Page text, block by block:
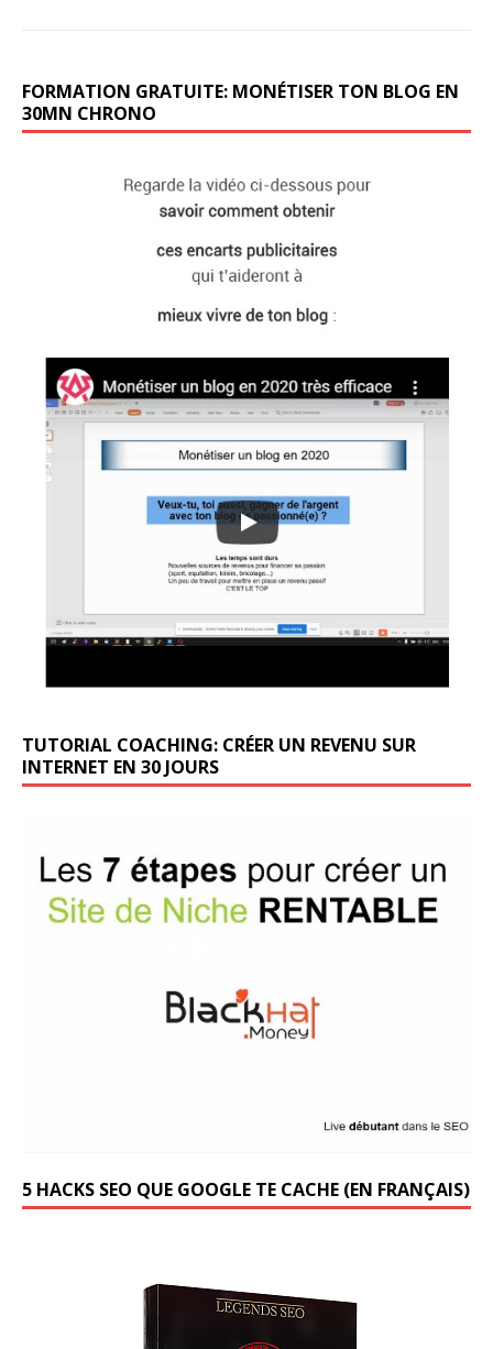
FORMATION GRATUITE: MONÉTISER TON BLOG EN
30MN CHRONO
TUTORIAL COACHING: CRÉER UN REVENU SUR
INTERNET EN 30 JOURS
5 HACKS SEO QUE GOOGLE TE CACHE (EN FRANÇAIS)